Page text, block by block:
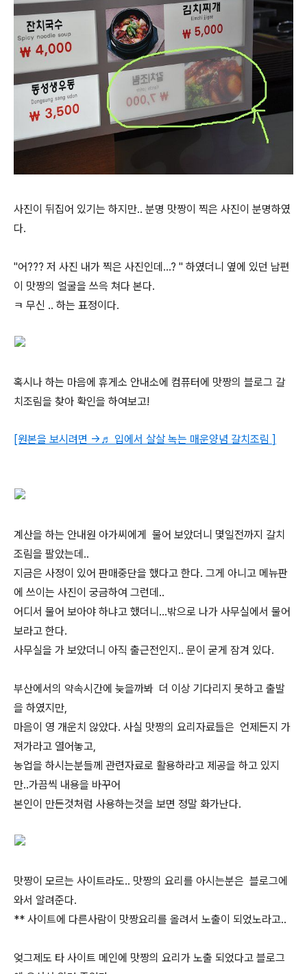
사진이 뒤집어 있기는 하지만.. 분명 맛짱이 찍은 사진이 분명하였
다.
"어??? 저 사진 내가 찍은 사진인데...? " 하였더니 옆에 있던 남편
이 맛짱의 얼굴을 쓰윽 쳐다 본다.
ㅋ 무신 .. 하는 표정이다.
혹시나 하는 마음에 휴게소 안내소에 컴퓨터에 맛짱의 블로그 갈
치조림을 찾아 확인을 하여보고!
[원본을 보시려면 ->♬ 입에서 살살 녹는 매운양념 갈치조림 ]
계산을 하는 안내원 아가씨에게 물어 보았더니 몇일전까지 갈치
조림을 팔았는데..
지금은 사정이 있어 판매중단을 했다고 한다. 그게 아니고 메뉴판
에 쓰이는 사진이 궁금하여 그런데..
어디서 물어 보아야 하냐고 했더니...밖으로 나가 사무실에서 물어
보라고 한다.
사무실을 가 보았더니 아직 출근전인지.. 문이 굳게 잠겨 있다.
부산에서의 약속시간에 늦을까봐 더 이상 기다리지 못하고 출발
을 하였지만,
마음이 영 개운치 않았다. 사실 맛짱의 요리자료들은 언제든지 가
져가라고 열어놓고,
농업을 하시는분들께 관련자료로 활용하라고 제공을 하고 있지
만..가끔씩 내용을 바꾸어
본인이 만든것처럼 사용하는것을 보면 정말 화가난다.
맛짱이 모르는 사이트라도.. 맛짱의 요리를 아시는분은 블로그에
와서 알려준다.
** 사이트에 다른사람이 맛짱요리를 올려서 노출이 되었노라고..
엊그제도 타 사이트 메인에 맛짱의 요리가 노출 되었다고 블로그